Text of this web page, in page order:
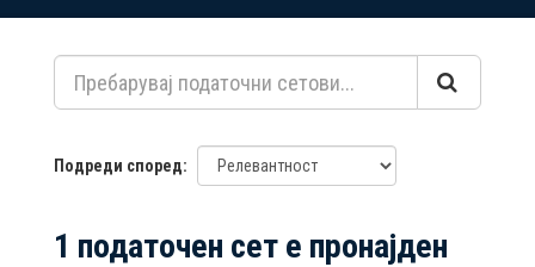
содржина
Подреди според
1 податочен сет е пронајден